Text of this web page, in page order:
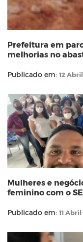
Prefeitura em
melhorias no
Publicado em: 12
Mulheres e
feminino com o
Publicado em: 11